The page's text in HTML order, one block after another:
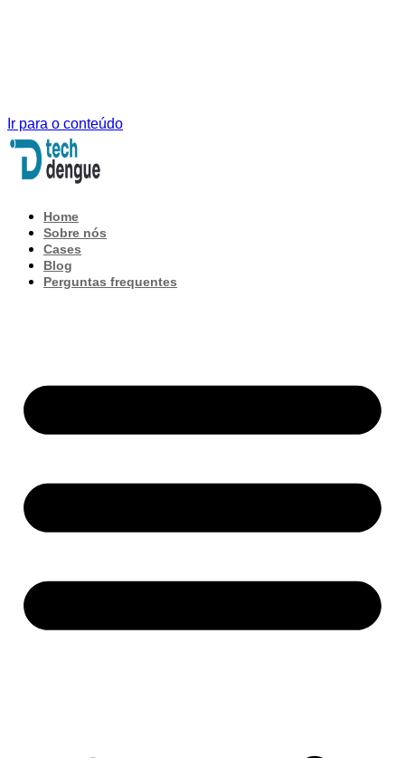
Ir para o conteúdo
Home
Sobre nós
Cases
Blog
Perguntas frequentes